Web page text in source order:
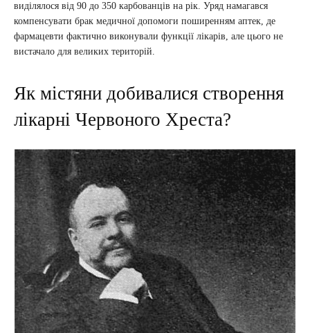
виділялося від 90 до 350 карбованців на рік. Уряд намагався
компенсувати брак медичної допомоги поширенням аптек, де
фармацевти фактично виконували функції лікарів, але цього не
вистачало для великих територій.
Як містяни добивалися створення
лікарні Червоного Хреста?